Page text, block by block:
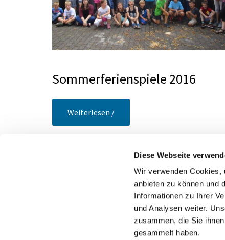
Diese Webseite
Wir verwenden Cookies,
anbieten zu können und
Informationen zu Ihrer
und Analysen weiter.
zusammen, die Sie
gesammelt haben.
Sommerferienspiele 2016
Weiterlesen /